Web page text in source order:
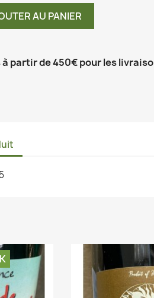
AU PANIER
partir de 450€ pour les